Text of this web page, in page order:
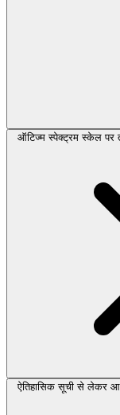
ऑटिज्म स्पेक्ट्रम स्केल पर
ऐतिहासिक सूची से लेकर